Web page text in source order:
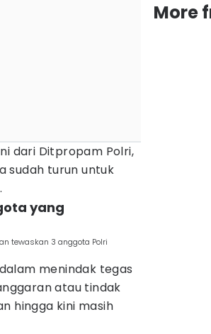
dari Ditpropam Polri,
sudah turun untuk
yang
tewaskan 3 anggota Polri
menindak tegas
atau tindak
hingga kini masih
More